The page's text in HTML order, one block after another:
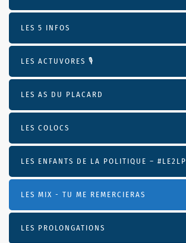
LES 5 INFOS
LES ACTUVORES 🎙
LES AS DU PLACARD
LES COLOCS
LES ENFANTS DE LA POLITIQUE – #LE2LP
LES MIX - TU ME REMERCIERAS
LES PROLONGATIONS